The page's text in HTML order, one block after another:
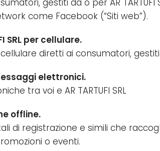
gestiti da o per AR
come Facebook (“Siti web”).
SRL per cellulare.
diretti ai consumatori,
elettronici.
tra voi e AR TARTUFI SRL
offline.
di registrazione e simili che
o eventi.